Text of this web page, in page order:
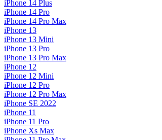
iPhone 14 Plus
iPhone 14 Pro
iPhone 14 Pro Max
iPhone 13
iPhone 13 Mini
iPhone 13 Pro
iPhone 13 Pro Max
iPhone 12
iPhone 12 Mini
iPhone 12 Pro
iPhone 12 Pro Max
iPhone SE 2022
iPhone 11
iPhone 11 Pro
iPhone Xs Max